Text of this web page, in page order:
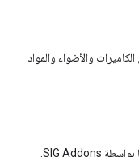
والأضواء والمواد